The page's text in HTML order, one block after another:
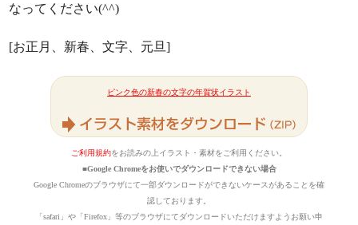
なってください(^^)
[お正月、新春、文字、元旦]
ピンク色の新春の文字の年賀状イラスト
ご利用規約をお読みの上イラスト・素材をご利用ください。
■Google Chromeをお使いでダウンロードできない場合
Google Chromeのブラウザにて一部ダウンロードができないケースがあることを確
認しております。
「safari」や「Firefox」等のブラウザにてダウンロードいただけますようお願い申